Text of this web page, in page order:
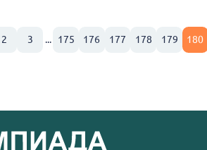
2 3 ... 175 176 177 178 179 180